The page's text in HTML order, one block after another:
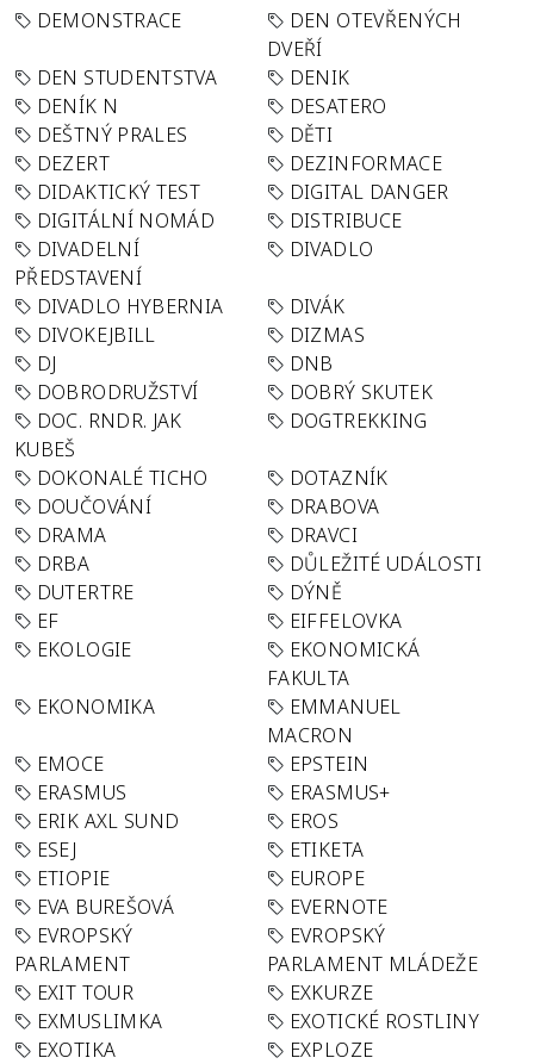
DEMONSTRACE
DEN OTEVŘENÝCH
DVEŘÍ
DEN STUDENTSTVA
DENIK
DENÍK N
DESATERO
DEŠTNÝ PRALES
DĚTI
DEZERT
DEZINFORMACE
DIDAKTICKÝ TEST
DIGITAL DANGER
DIGITÁLNÍ NOMÁD
DISTRIBUCE
DIVADELNÍ
PŘEDSTAVENÍ
DIVADLO
DIVADLO HYBERNIA
DIVÁK
DIVOKEJBILL
DIZMAS
DJ
DNB
DOBRODRUŽSTVÍ
DOBRÝ SKUTEK
DOC. RNDR. JAK
KUBEŠ
DOGTREKKING
DOKONALÉ TICHO
DOTAZNÍK
DOUČOVÁNÍ
DRABOVA
DRAMA
DRAVCI
DRBA
DŮLEŽITÉ UDÁLOSTI
DUTERTRE
DÝNĚ
EF
EIFFELOVKA
EKOLOGIE
EKONOMICKÁ
FAKULTA
EKONOMIKA
EMMANUEL
MACRON
EMOCE
EPSTEIN
ERASMUS
ERASMUS+
ERIK AXL SUND
EROS
ESEJ
ETIKETA
ETIOPIE
EUROPE
EVA BUREŠOVÁ
EVERNOTE
EVROPSKÝ
PARLAMENT
EVROPSKÝ
PARLAMENT MLÁDEŽE
EXIT TOUR
EXKURZE
EXMUSLIMKA
EXOTICKÉ ROSTLINY
EXOTIKA
EXPLOZE